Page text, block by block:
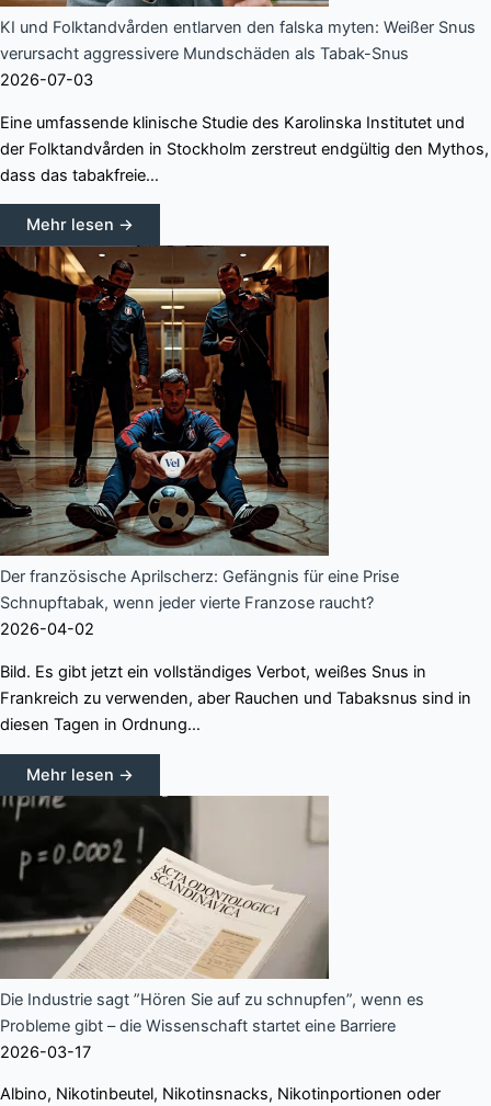
KI und Folktandvården entlarven den falska myten: Weißer Snus
verursacht aggressivere Mundschäden als Tabak-Snus
2026-07-03
Eine umfassende klinische Studie des Karolinska Institutet und
der Folktandvården in Stockholm zerstreut endgültig den Mythos,
dass das tabakfreie…
Mehr lesen →
Der französische Aprilscherz: Gefängnis für eine Prise
Schnupftabak, wenn jeder vierte Franzose raucht?
2026-04-02
Bild. Es gibt jetzt ein vollständiges Verbot, weißes Snus in
Frankreich zu verwenden, aber Rauchen und Tabaksnus sind in
diesen Tagen in Ordnung…
Mehr lesen →
Die Industrie sagt ”Hören Sie auf zu schnupfen”, wenn es
Probleme gibt – die Wissenschaft startet eine Barriere
2026-03-17
Albino, Nikotinbeutel, Nikotinsnacks, Nikotinportionen oder